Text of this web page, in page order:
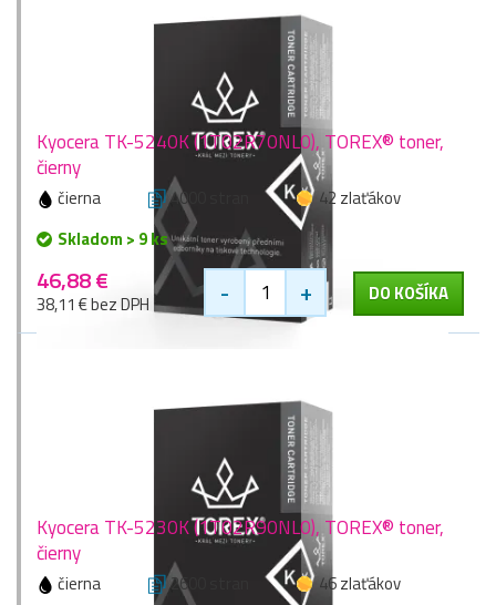
Kyocera TK-5240K (1T02R70NL0), TOREX® toner,
čierny
čierna 4000 stran
42 zlaťákov
Skladom > 9 ks
46,88 €
38,11 € bez DPH - + DO KOŠÍKA
Kyocera TK-5230K (1T02R90NL0), TOREX® toner,
čierny
čierna 2600 stran
46 zlaťákov